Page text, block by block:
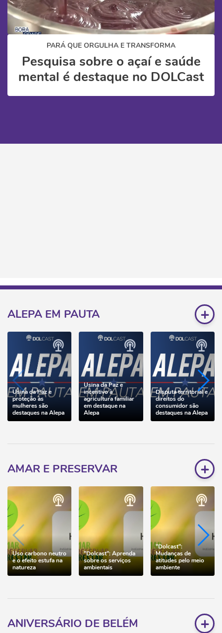
PARÁ QUE ORGULHA E TRANSFORMA
Pesquisa sobre o açaí e saúde
mental é destaque no DOLCast
ALEPA EM PAUTA +
Usina da Paz e
proteção às
mulheres são
destaques na Alepa
Usina da Paz e
incentivo à
agricultura familiar
em destaque na
Alepa
Disputa territorial e
direitos do
consumidor são
destaques na Alepa
AMAR E PRESERVAR +
Uso carbono neutro
e o efeito estufa na
natureza
"Dolcast": Aprenda
sobre os serviços
ambientais
"Dolcast":
Mudanças de
atitudes pelo meio
ambiente
ANIVERSÁRIO DE BELÉM +